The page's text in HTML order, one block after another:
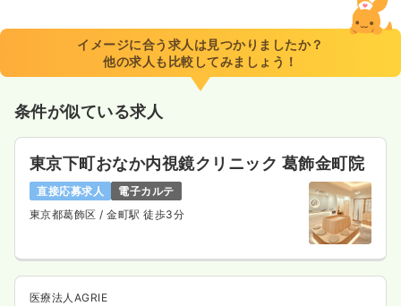
イメージに合う求人は見つかりましたか？
他の求人も比較してみましょう！
条件が似ている求人
東京下町おなか内視鏡クリニック 葛飾金町院
直接応募求人
電子カルテ
東京都葛飾区 / 金町駅 徒歩3分
医療法人AGRIE